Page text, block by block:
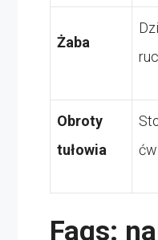
Żaba
Obroty
tułowia
Faqs: